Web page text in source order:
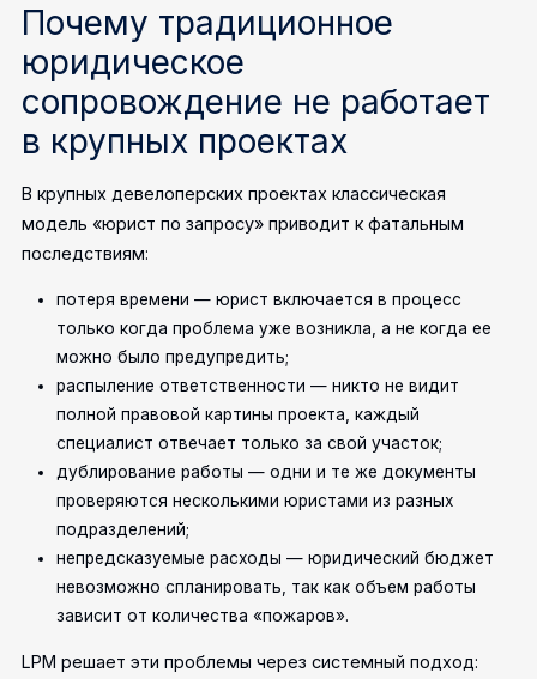
Почему традиционное
юридическое
сопровождение не работает
в крупных проектах
В крупных девелоперских проектах классическая
модель «юрист по запросу» приводит к фатальным
последствиям:
потеря времени — юрист включается в процесс
только когда проблема уже возникла, а не когда ее
можно было предупредить;
распыление ответственности — никто не видит
полной правовой картины проекта, каждый
специалист отвечает только за свой участок;
дублирование работы — одни и те же документы
проверяются несколькими юристами из разных
подразделений;
непредсказуемые расходы — юридический бюджет
невозможно спланировать, так как объем работы
зависит от количества «пожаров».
LPM решает эти проблемы через системный подход: